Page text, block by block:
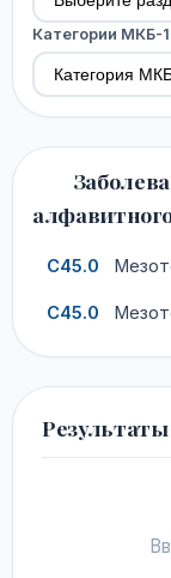
Категории МКБ-
C45.0
C45.0